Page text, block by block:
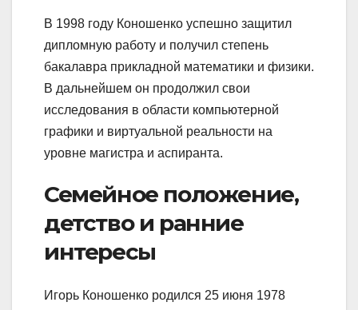
В 1998 году Коношенко успешно защитил
дипломную работу и получил степень
бакалавра прикладной математики и физики.
В дальнейшем он продолжил свои
исследования в области компьютерной
графики и виртуальной реальности на
уровне магистра и аспиранта.
Семейное положение,
детство и ранние
интересы
Игорь Коношенко родился 25 июня 1978